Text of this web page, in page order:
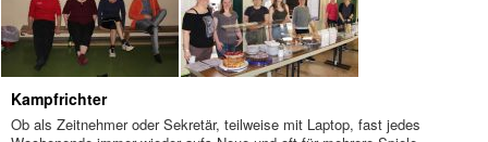
Kampfrichter
Ob als Zeitnehmer oder Sekretär, teilweise mit Laptop, fast jedes